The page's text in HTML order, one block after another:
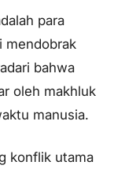
para
mendobrak
bahwa
oleh makhluk
manusia.
konflik utama